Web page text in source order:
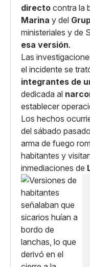
directo contra la
Marina y del
ministeriales y de
esa versión.
Las
el incidente se
integrantes de
dedicada al
establecer
Los hechos
del sábado
arma de fuego
habitantes y
inmediaciones de